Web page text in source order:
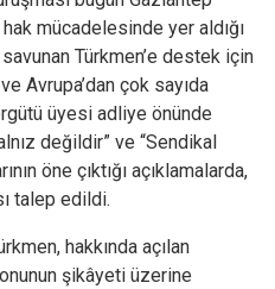
mücadelesinde yer aldığı
Türkmen’e destek için
Avrupa’dan çok sayıda
üyesi adliye önünde
değildir” ve “Sendikal
öne çıktığı açıklamalarda,
talep edildi.
hakkında açılan
şikâyeti üzerine